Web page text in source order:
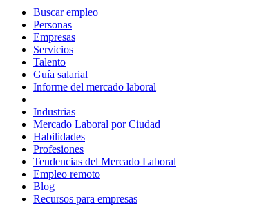
Buscar empleo
Personas
Empresas
Servicios
Talento
Guía salarial
Informe del mercado laboral
Industrias
Mercado Laboral por Ciudad
Habilidades
Profesiones
Tendencias del Mercado Laboral
Empleo remoto
Blog
Recursos para empresas